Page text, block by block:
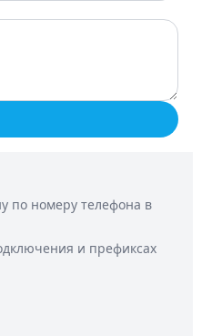
по номеру телефона в
и префиксах